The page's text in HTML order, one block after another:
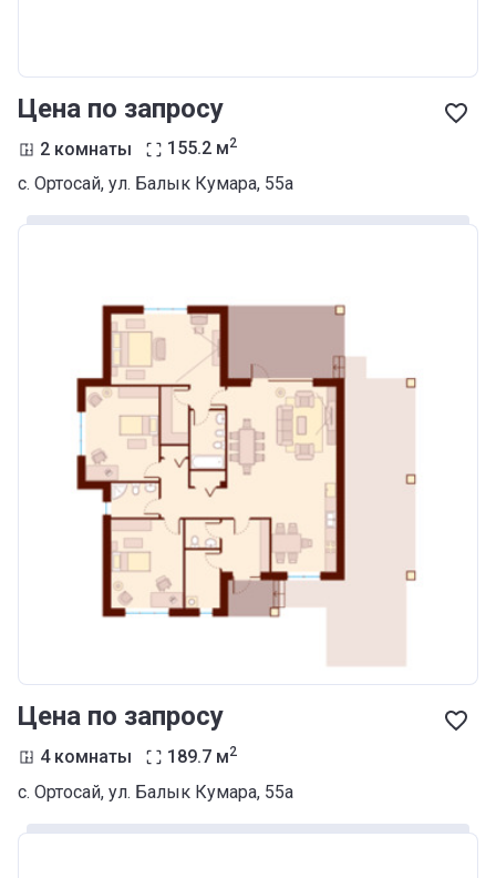
Цена по запросу
2 комнаты 155.2 м2
с. Ортосай, ул. Балык Кумара, 55а
Цена по запросу
4 комнаты 189.7 м2
с. Ортосай, ул. Балык Кумара, 55а